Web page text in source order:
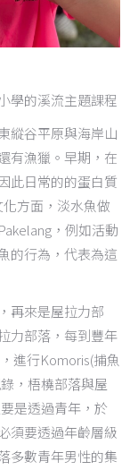
學的溪流主題課程
縱谷平原與海岸山
有漁獵。早期，在
此日常的的蛋白質
化方面，淡水魚做
，例如活動
的行為，代表為這
再來是屋拉力部
力部落，每到豐年
進行Komoris(捕魚
，梧橈部落與屋
是透過青年，於
須要透過年齡層級
多數青年男性的集